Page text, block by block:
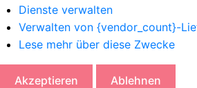
Dienste verwalten
Verwalten von {vendor_count}-
Lese mehr über diese Zwecke
Akzeptieren Ablehnen